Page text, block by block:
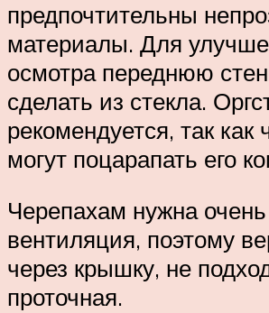
предпочтительны
материалы. Для
осмотра переднюю
сделать из стекла.
рекомендуется, так как
могут поцарапать его
Черепахам нужна
вентиляция, поэтому
через крышку, не
проточная.